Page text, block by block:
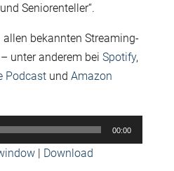
Seniorenteller“.
bekannten Streaming-
unter anderem bei Spotify,
Podcastund Amazon
00:00
| Download